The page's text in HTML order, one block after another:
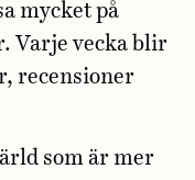
mycket på
Varje vecka blir
recensioner
som är mer